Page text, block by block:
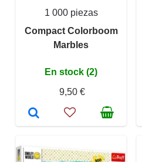
1 000 piezas
Compact Colorboom
Marbles
En stock (2)
9,50 €